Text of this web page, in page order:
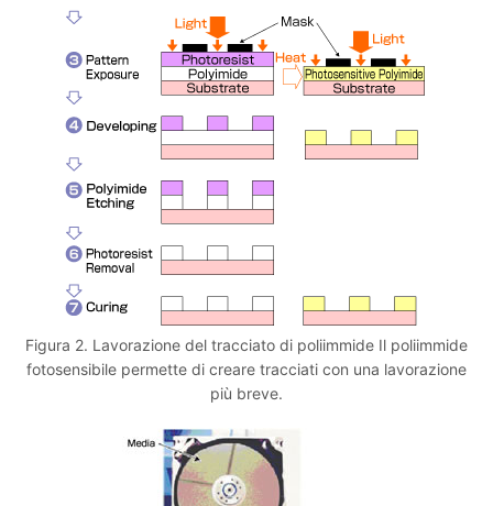
Figura 2. Lavorazione del tracciato di poliimmide Il poliimmide
fotosensibile permette di creare tracciati con una lavorazione
più breve.